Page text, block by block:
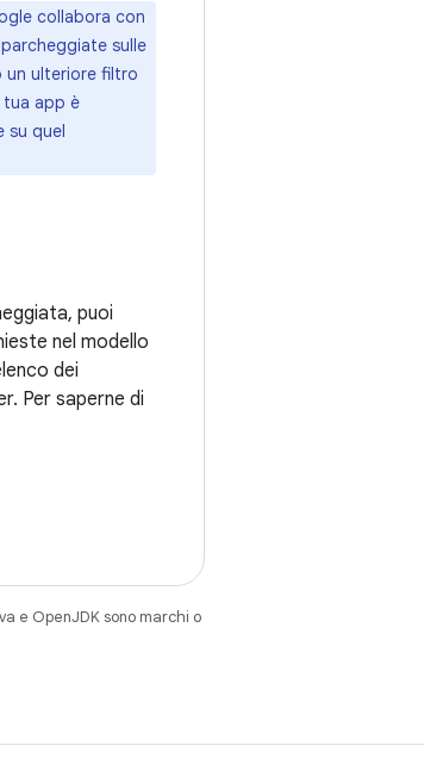
collabora con
sulle
un ulteriore filtro
tua app è
su quel
puoi
nel modello
dei
Per saperne di
e OpenJDK sono marchi o